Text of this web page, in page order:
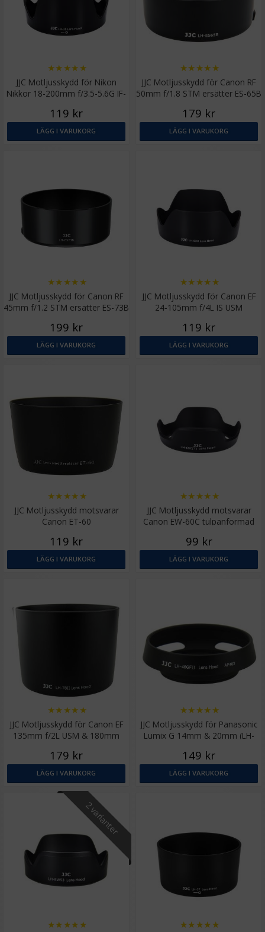
JJC Motljusskydd för Nikon
Nikkor 18-200mm f/3.5-5.6G IF-
★★★★★
119 kr
LÄGG I VARUKORG
JJC Motljusskydd för Canon RF
50mm f/1.8 STM ersätter ES-65B
★★★★★
179 kr
LÄGG I VARUKORG
JJC Motljusskydd för Canon RF
45mm f/1.2 STM ersätter ES-73B
★★★★★
199 kr
LÄGG I VARUKORG
JJC Motljusskydd för Canon EF
24-105mm f/4L IS USM
★★★★★
119 kr
LÄGG I VARUKORG
JJC Motljusskydd motsvarar
Canon ET-60
★★★★★
119 kr
LÄGG I VARUKORG
JJC Motljusskydd motsvarar
Canon EW-60C tulpanformad
★★★★★
99 kr
LÄGG I VARUKORG
JJC Motljusskydd för Canon EF
135mm f/2L USM & 180mm
★★★★★
179 kr
LÄGG I VARUKORG
JJC Motljusskydd för Panasonic
Lumix G 14mm & 20mm (LH-
★★★★★
149 kr
LÄGG I VARUKORG
2 varianter
★★★★★ ★★★★★